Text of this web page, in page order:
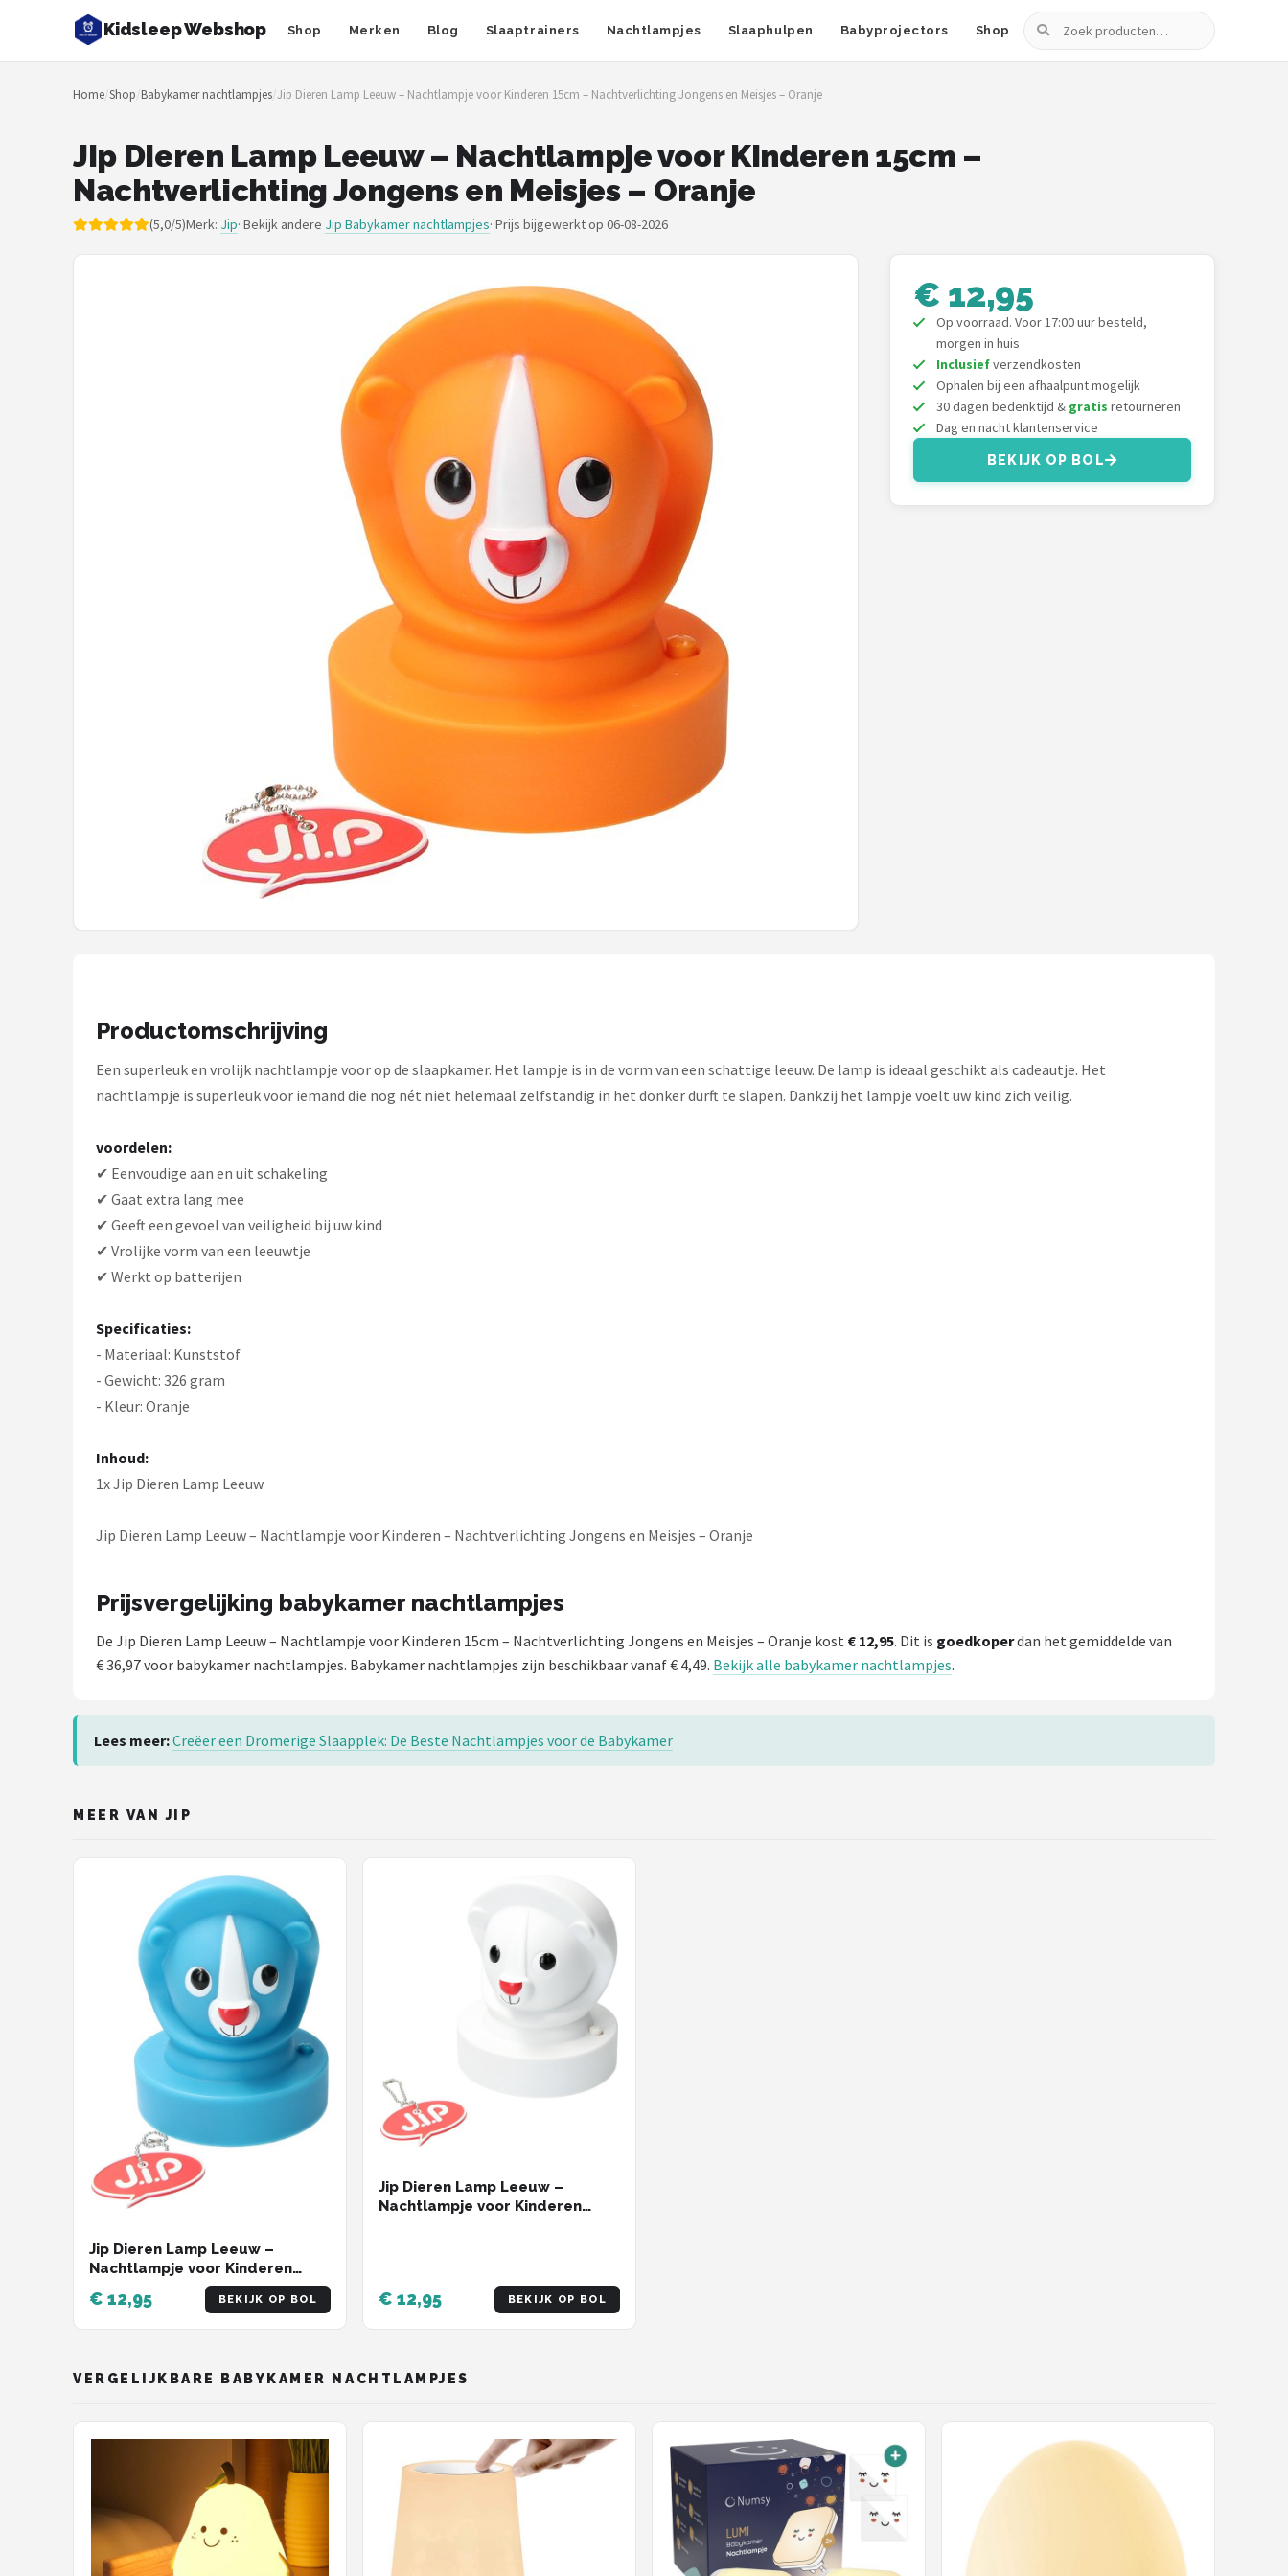
Kidsleep Webshop Shop Merken Blog Slaaptrainers Nachtlampjes Slaaphulpen Babyprojectors Shop
Zoeken
Zoeken
NAVIGATIE
Merken
Home/Shop/Babykamer nachtlampjes/Jip Dieren Lamp Leeuw – Nachtlampje voor Kinderen 15cm – Nachtverlichting Jongens en Meisjes – Oranje
Jip Dieren Lamp Leeuw – Nachtlampje voor Kinderen 15cm –
Nachtverlichting Jongens en Meisjes – Oranje
(5,0/5)Merk: Jip· Bekijk andere Jip Babykamer nachtlampjes· Prijs bijgewerkt op 06-08-2026
€ 12,95
Op voorraad. Voor 17:00 uur besteld,
morgen in huis
Inclusiefverzendkosten
Ophalen bij een afhaalpunt mogelijk
30 dagen bedenktijd & gratis retourneren
Dag en nacht klantenservice
BEKIJK OP BOL
Productomschrijving
Een superleuk en vrolijk nachtlampje voor op de slaapkamer. Het lampje is in de vorm van een schattige leeuw. De lamp is ideaal geschikt als cadeautje. Het
nachtlampje is superleuk voor iemand die nog nét niet helemaal zelfstandig in het donker durft te slapen. Dankzij het lampje voelt uw kind zich veilig.
voordelen:
✔ Eenvoudige aan en uit schakeling
✔ Gaat extra lang mee
✔ Geeft een gevoel van veiligheid bij uw kind
✔ Vrolijke vorm van een leeuwtje
✔ Werkt op batterijen
Specificaties:
- Materiaal: Kunststof
- Gewicht: 326 gram
- Kleur: Oranje
Inhoud:
1x Jip Dieren Lamp Leeuw
Jip Dieren Lamp Leeuw – Nachtlampje voor Kinderen – Nachtverlichting Jongens en Meisjes – Oranje
Prijsvergelijking babykamer nachtlampjes
De Jip Dieren Lamp Leeuw – Nachtlampje voor Kinderen 15cm – Nachtverlichting Jongens en Meisjes – Oranje kost € 12,95. Dit is goedkoperdan het gemiddelde van
€ 36,97 voor babykamer nachtlampjes. Babykamer nachtlampjes zijn beschikbaar vanaf € 4,49. Bekijk alle babykamer nachtlampjes.
Lees meer:Creëer een Dromerige Slaapplek: De Beste Nachtlampjes voor de Babykamer
MEER VAN JIP
Jip Dieren Lamp Leeuw –
Nachtlampje voor Kinderen
15cm – Nachtverlichting Jongens
en Meisjes – Blauw
€ 12,95 BEKIJK OP BOL
Jip Dieren Lamp Leeuw –
Nachtlampje voor Kinderen
€ 12,95 BEKIJK OP BOL
VERGELIJKBARE BABYKAMER NACHTLAMPJES